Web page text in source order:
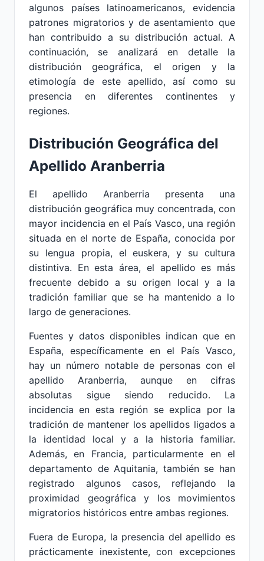
algunos países latinoamericanos, evidencia
patrones migratorios y de asentamiento que
han contribuido a su distribución actual. A
continuación, se analizará en detalle la
distribución geográfica, el origen y la
etimología de este apellido, así como su
presencia en diferentes continentes y
regiones.
Distribución Geográfica del
Apellido Aranberria
El apellido Aranberria presenta una
distribución geográfica muy concentrada, con
mayor incidencia en el País Vasco, una región
situada en el norte de España, conocida por
su lengua propia, el euskera, y su cultura
distintiva. En esta área, el apellido es más
frecuente debido a su origen local y a la
tradición familiar que se ha mantenido a lo
largo de generaciones.
Fuentes y datos disponibles indican que en
España, específicamente en el País Vasco,
hay un número notable de personas con el
apellido Aranberria, aunque en cifras
absolutas sigue siendo reducido. La
incidencia en esta región se explica por la
tradición de mantener los apellidos ligados a
la identidad local y a la historia familiar.
Además, en Francia, particularmente en el
departamento de Aquitania, también se han
registrado algunos casos, reflejando la
proximidad geográfica y los movimientos
migratorios históricos entre ambas regiones.
Fuera de Europa, la presencia del apellido es
prácticamente inexistente, con excepciones